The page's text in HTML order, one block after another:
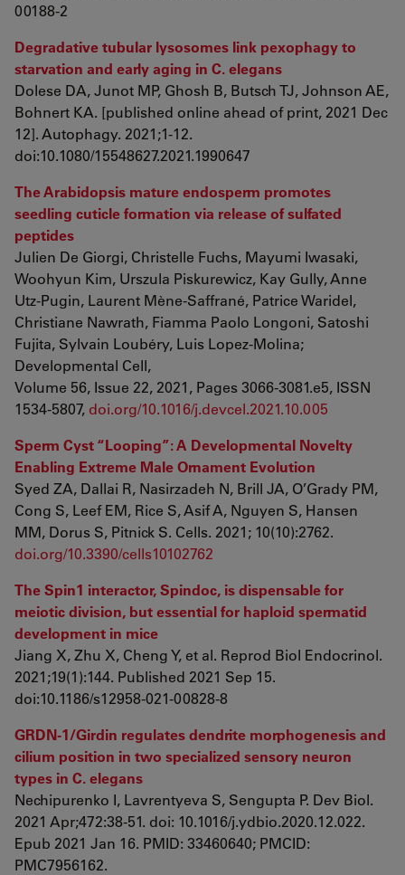
00188-2
Degradative tubular lysosomes link pexophagy to
starvation and early aging in C. elegans
Dolese DA, Junot MP, Ghosh B, Butsch TJ, Johnson AE,
Bohnert KA. [published online ahead of print, 2021 Dec
12]. Autophagy. 2021;1-12.
doi:10.1080/15548627.2021.1990647
The Arabidopsis mature endosperm promotes
seedling cuticle formation via release of sulfated
peptides
Julien De Giorgi, Christelle Fuchs, Mayumi Iwasaki,
Woohyun Kim, Urszula Piskurewicz, Kay Gully, Anne
Utz-Pugin, Laurent Mène-Saffrané, Patrice Waridel,
Christiane Nawrath, Fiamma Paolo Longoni, Satoshi
Fujita, Sylvain Loubéry, Luis Lopez-Molina;
Developmental Cell,
Volume 56, Issue 22, 2021, Pages 3066-3081.e5, ISSN
1534-5807, doi.org/10.1016/j.devcel.2021.10.005
Sperm Cyst “Looping”: A Developmental Novelty
Enabling Extreme Male Ornament Evolution
Syed ZA, Dallai R, Nasirzadeh N, Brill JA, O’Grady PM,
Cong S, Leef EM, Rice S, Asif A, Nguyen S, Hansen
MM, Dorus S, Pitnick S. Cells. 2021; 10(10):2762.
doi.org/10.3390/cells10102762
The Spin1 interactor, Spindoc, is dispensable for
meiotic division, but essential for haploid spermatid
development in mice
Jiang X, Zhu X, Cheng Y, et al. Reprod Biol Endocrinol.
2021;19(1):144. Published 2021 Sep 15.
doi:10.1186/s12958-021-00828-8
GRDN-1/Girdin regulates dendrite morphogenesis and
cilium position in two specialized sensory neuron
types in C. elegans
Nechipurenko I, Lavrentyeva S, Sengupta P. Dev Biol.
2021 Apr;472:38-51. doi: 10.1016/j.ydbio.2020.12.022.
Epub 2021 Jan 16. PMID: 33460640; PMCID:
PMC7956162.